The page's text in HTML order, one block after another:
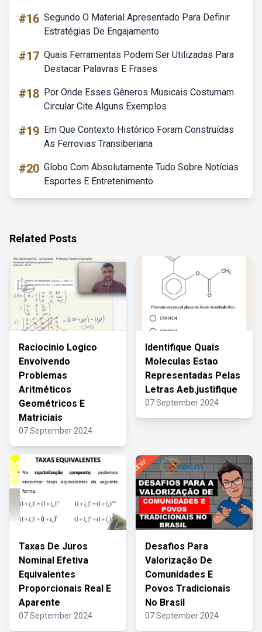
#16 Segundo O Material Apresentado Para Definir
Estratégias De Engajamento
#17 Quais Ferramentas Podem Ser Utilizadas Para
Destacar Palavras E Frases
#18 Por Onde Esses Gêneros Musicais Costumam
Circular Cite Alguns Exemplos
#19 Em Que Contexto Histórico Foram Construídas
As Ferrovias Transiberiana
#20 Globo Com Absolutamente Tudo Sobre Notícias
Esportes E Entretenimento
Related Posts
Raciocinio Logico
Envolvendo
Problemas
Aritméticos
Geométricos E
Matriciais
07 September 2024
Identifique Quais
Moleculas Estao
Representadas Pelas
Letras Aeb.justifique
07 September 2024
Taxas De Juros
Nominal Efetiva
Equivalentes
Proporcionais Real E
Aparente
07 September 2024
Desafios Para
Valorização De
Comunidades E
Povos Tradicionais
No Brasil
07 September 2024